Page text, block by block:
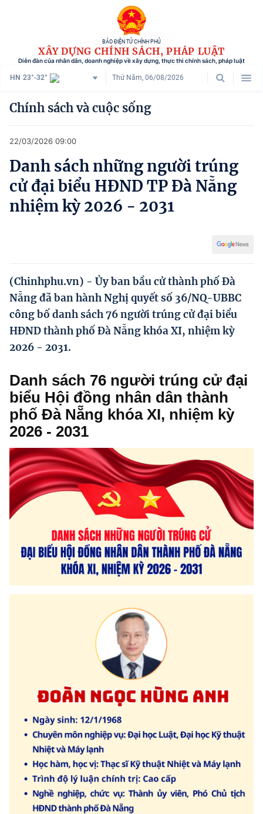
BÁO ĐIỆN TỬ CHÍNH PHỦ
XÂY DỰNG CHÍNH SÁCH, PHÁP LUẬT
Diễn đàn của nhân dân, doanh nghiệp về xây dựng, thực thi chính sách, pháp luật
HN 23°-32° Thứ Năm, 06/08/2026
Danh mục
Tham vấn chính sách
Người dân góp ý
Phát triển kinh tế tư nhân và doanh nghiệp dân tộc
Ocop và chuỗi giá trị Nông sản
Kinh tế tư nhân
Khác
Video
Photo
Chính sách và cuộc sống
22/03/2026 09:00
Danh sách những người trúng
cử đại biểu HĐND TP Đà Nẵng
nhiệm kỳ 2026 - 2031
(Chinhphu.vn) - Ủy ban bầu cử thành phố Đà
Nẵng đã ban hành Nghị quyết số 36/NQ-UBBC
công bố danh sách 76 người trúng cử đại biểu
HĐND thành phố Đà Nẵng khóa XI, nhiệm kỳ
2026 - 2031.
Danh sách 76 người trúng cử đại
biểu Hội đồng nhân dân thành
phố Đà Nẵng khóa XI, nhiệm kỳ
2026 - 2031